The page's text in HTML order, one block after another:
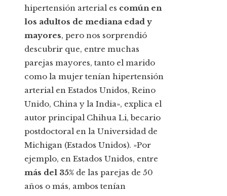
hipertensión arterial es común en
los adultos de mediana edad y
mayores, pero nos sorprendió
descubrir que, entre muchas
parejas mayores, tanto el marido
como la mujer tenían hipertensión
arterial en Estados Unidos, Reino
Unido, China y la India», explica el
autor principal Chihua Li, becario
postdoctoral en la Universidad de
Michigan (Estados Unidos). »Por
ejemplo, en Estados Unidos, entre
más del 35% de las parejas de 50
años o más, ambos tenían